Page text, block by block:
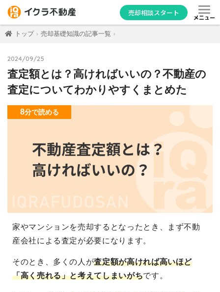
売却相談スタート
メニュー
トップ 売却基礎知識の記事一覧
2024/09/25
査定額とは？高ければいいの？不動産の
査定についてわかりやすくまとめた
8分で読める
家やマンションを売却するとなったとき、まず不動
産会社による査定が必要になります。
そのとき、多くの人が査定額が高ければ高いほど
「高く売れる」と考えてしまいがちです。